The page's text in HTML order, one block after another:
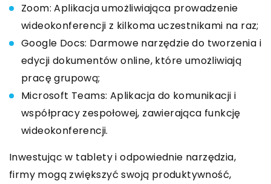
Zoom: Aplikacja umożliwiająca prowadzenie
wideokonferencji z kilkoma uczestnikami na raz;
Google Docs: Darmowe narzędzie do tworzenia i
edycji dokumentów online, które umożliwiają
pracę grupową;
Microsoft Teams: Aplikacja do komunikacji i
współpracy zespołowej, zawierająca funkcję
wideokonferencji.
Inwestując w tablety i odpowiednie narzędzia,
firmy mogą zwiększyć swoją produktywność,